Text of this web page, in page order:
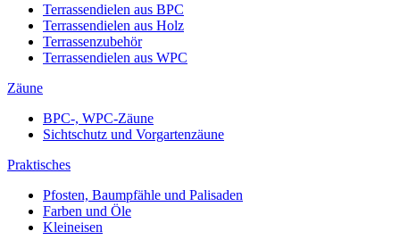
Terrassendielen aus BPC
Terrassendielen aus Holz
Terrassenzubehör
Terrassendielen aus WPC
Zäune
BPC-, WPC-Zäune
Sichtschutz und Vorgartenzäune
Praktisches
Pfosten, Baumpfähle und Palisaden
Farben und Öle
Kleineisen